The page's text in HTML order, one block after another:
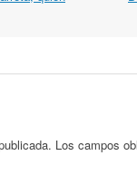
Los campos